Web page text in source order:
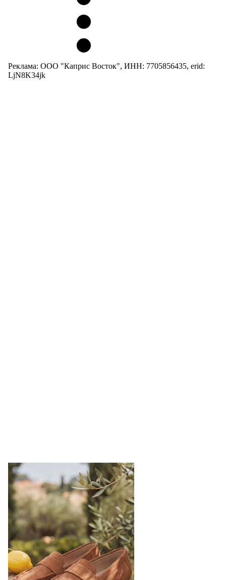
Реклама: ООО "Каприс Восток", ИНН: 7705856435, erid:
LjN8K34jk